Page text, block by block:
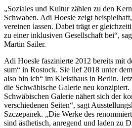
„Soziales und Kultur zählen zu den
Schwaben. Adi Hoesle zeigt
vereinen lassen. Dabei trägt er
zu einer inklusiven Gesellschaft bei“,
Martin Sailer.
Adi Hoesle faszinierte 2012 bereits mit
sum“ in Rostock. Sie lief 2018 unter
also bin ich“ im Kleisthaus in Berlin.
die Schwäbische Galerie neu
Schwäbischen Galerie nähert sich der
verschiedenen Seiten“, sagt
Szczepanek. „Die Werke des
sind ästhetisch, anregend und laden zu